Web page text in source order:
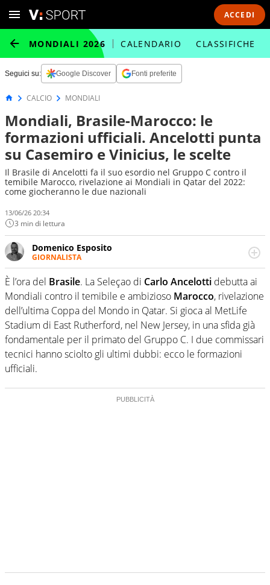
ACCEDI
MONDIALI 2026 CALENDARIO CLASSIFICHE
Seguici su: Google Discover Fonti preferite
CALCIO MONDIALI
Mondiali, Brasile-Marocco: le
formazioni ufficiali. Ancelotti punta
su Casemiro e Vinicius, le scelte
Il Brasile di Ancelotti fa il suo esordio nel Gruppo C contro il
temibile Marocco, rivelazione ai Mondiali in Qatar del 2022:
come giocheranno le due nazionali
13/06/26 20:34
3 min di lettura
Domenico Esposito
GIORNALISTA
Da vent’anni in campo e sul campo per vivere ogni evento
in tutte le sue sfaccettature. Passione smisurata per il
calcio e per la sfera di cuoio. Il pallone è una cosa
serissima, guai a dirgli di no
È l’ora del Brasile. La Seleçao di Carlo Ancelotti debutta ai
Mondiali contro il temibile e ambizioso Marocco, rivelazione
dell’ultima Coppa del Mondo in Qatar. Si gioca al MetLife
Stadium di East Rutherford, nel New Jersey, in una sfida già
fondamentale per il primato del Gruppo C. I due commissari
tecnici hanno sciolto gli ultimi dubbi: ecco le formazioni
ufficiali.